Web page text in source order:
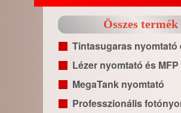
Összes termék
Tintasugaras nyomtató
Lézer nyomtató és MFP
MegaTank nyomtató
Professzionális